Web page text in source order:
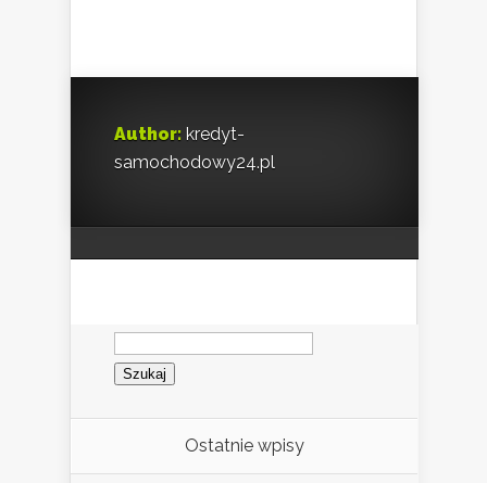
Author: kredyt-
samochodowy24.pl
Szukaj:
Ostatnie wpisy